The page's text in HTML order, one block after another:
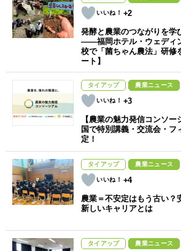
+2
発酵と農業のつながりを学
――福岡ホテル・ウェディ
校で「菌ちゃん農法」研修
ート】
タイアップ 農業ニュース
+3
【農業の魅力発信コンソ
国で特別講義・交流会・フ
定！
タイアップ 農業ニュース
+4
農業＝不安定はもう古い？
新しいキャリアとは
タイアップ 農業ニュース